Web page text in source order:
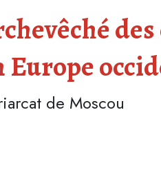
Europe
de Moscou